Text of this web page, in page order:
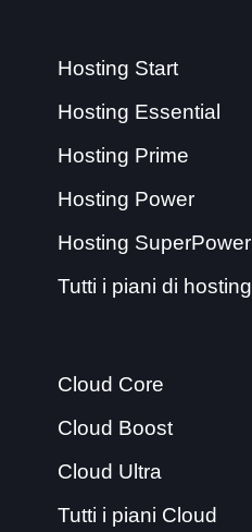
Hosting Start
Hosting Essential
Hosting Prime
Hosting Power
Hosting SuperPower
Tutti i piani di hosting
Cloud Core
Cloud Boost
Cloud Ultra
Tutti i piani Cloud